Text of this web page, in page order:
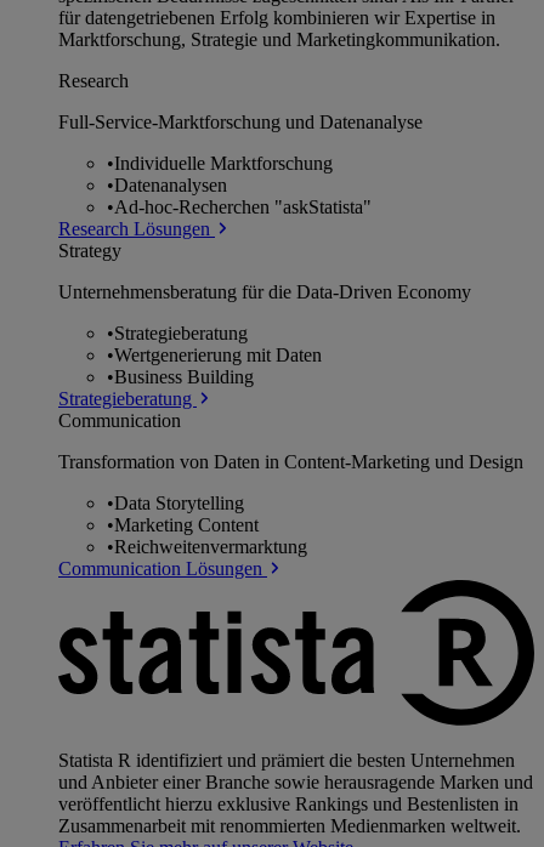
für datengetriebenen Erfolg kombinieren wir Expertise in
Marktforschung, Strategie und Marketingkommunikation.
Research
Full-Service-Marktforschung und Datenanalyse
•Individuelle Marktforschung
•Datenanalysen
•Ad-hoc-Recherchen "askStatista"
Research Lösungen
Strategy
Unternehmens­beratung für die Data-Driven Economy
•Strategieberatung
•Wertgenerierung mit Daten
•Business Building
Strategieberatung
Communication
Transformation von Daten in Content-Marketing und Design
•Data Storytelling
•Marketing Content
•Reichweitenvermarktung
Communication Lösungen
Statista R identifiziert und prämiert die besten Unternehmen
und Anbieter einer Branche sowie herausragende Marken und
veröffentlicht hierzu exklusive Rankings und Bestenlisten in
Zusammenarbeit mit renommierten Medienmarken weltweit.